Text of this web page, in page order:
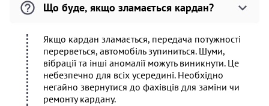
Що буде, якщо зламається кардан?
Якщо кардан зламається, передача потужності
перерветься, автомобіль зупиниться. Шуми,
вібрації та інші аномалії можуть виникнути. Це
небезпечно для всіх усередині. Необхідно
негайно звернутися до фахівців для заміни чи
ремонту кардану.